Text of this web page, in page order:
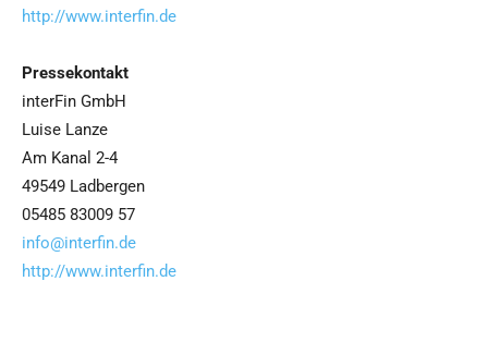
http://www.interfin.de
Pressekontakt
interFin GmbH
Luise Lanze
Am Kanal 2-4
49549 Ladbergen
05485 83009 57
info@interfin.de
http://www.interfin.de